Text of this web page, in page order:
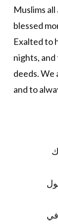
Muslims
blessed
Exalted to
nights,
deeds. We
and to